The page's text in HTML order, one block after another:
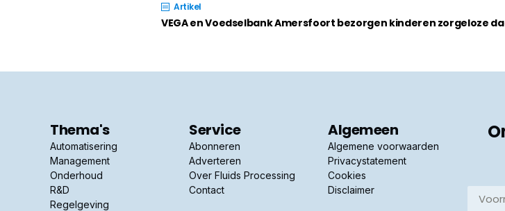
Artikel
VEGA en Voedselbank Amersfoort bezorgen kinderen zorgeloze
Thema's
Automatisering
Management
Onderhoud
R&D
Regelgeving
Service
Abonneren
Adverteren
Over Fluids Processing
Contact
Algemeen
Algemene voorwaarden
Privacystatement
Cookies
Disclaimer